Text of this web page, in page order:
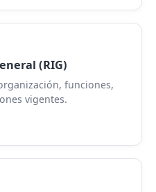
(RIG)
funciones,
vigentes.